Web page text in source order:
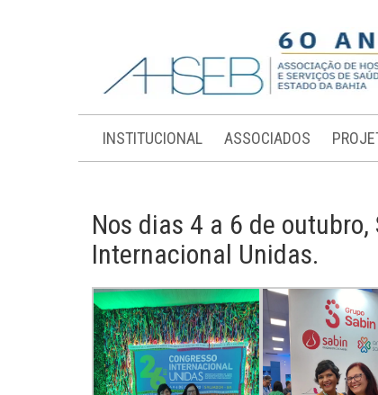
INSTITUCIONAL ASSOCIADOS
Nos dias 4 a 6 de
Internacional Unidas.